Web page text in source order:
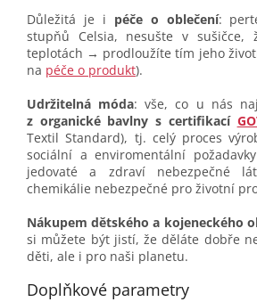
Důležitá je i péče o oblečení:
stupňů Celsia, nesušte v sušičce,
teplotách → prodloužíte tím jeho
na péče o produkt).
Udržitelná móda: vše, co u nás
z organické bavlny s certifikací
Textil Standard), tj. celý proces
sociální a enviromentální
jedovaté a zdraví nebezpečné
chemikálie nebezpečné pro životní
Nákupem dětského a kojeneckého
si můžete být jistí, že děláte dobře
děti, ale i pro naši planetu.
Doplňkové parametry